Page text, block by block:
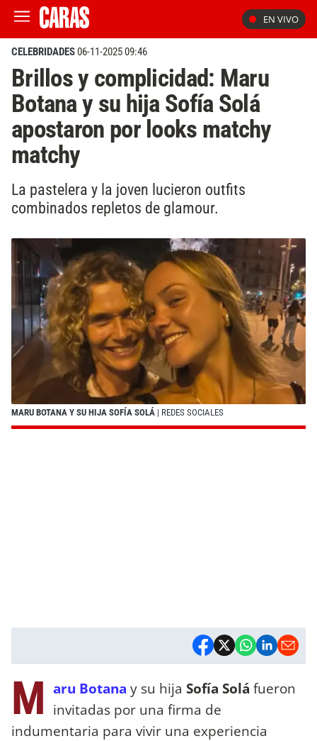
EN VIVO
CELEBRIDADES06-11-2025 09:46
Brillos y complicidad: Maru
Botana y su hija Sofía Solá
apostaron por looks matchy
matchy
La pastelera y la joven lucieron outfits
combinados repletos de glamour.
MARU BOTANA Y SU HIJA SOFÍA SOLÁ | REDES SOCIALES
M aru Botana y su hija Sofía Solá fueron
invitadas por una firma de
indumentaria para vivir una experiencia